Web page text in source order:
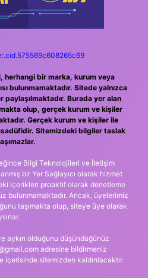
herhangi bir marka, kurum veya
bulunmamaktadır. Sitede yalnızca
paylaşılmaktadır. Burada yer alan
olup, gerçek kurum ve kişiler
Gerçek kurum ve kişiler ile
Sitemizdeki bilgiler taslak
Bilgi Teknolojileri ve İletişim
bir Yer Sağlayıcı olarak hizmet
içerikleri proaktif olarak denetleme
bulunmamaktadır. Ancak, üyelerimiz
taşımakta olup, siteye üye olarak
aykırı olduğunu düşündüğünüz
adresine bildirmeniz
sitemizden kaldırılacaktır.